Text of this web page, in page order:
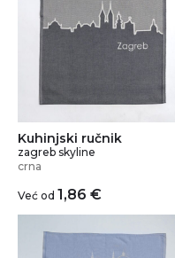
Kuhinjski ručnik
zagreb skyline
crna
Već od 1,86 €